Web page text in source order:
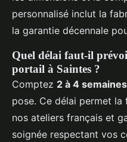
personnalisé inclut la
la garantie décennale
Quel délai faut-il
portail à Saintes ?
Comptez 2 à 4 semaines
pose. Ce délai permet
nos ateliers français et
soignée respectant vos